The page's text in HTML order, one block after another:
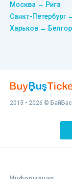
Москва → Рига
Санкт-Петербург
Харьков →
2015 - 2026 ©